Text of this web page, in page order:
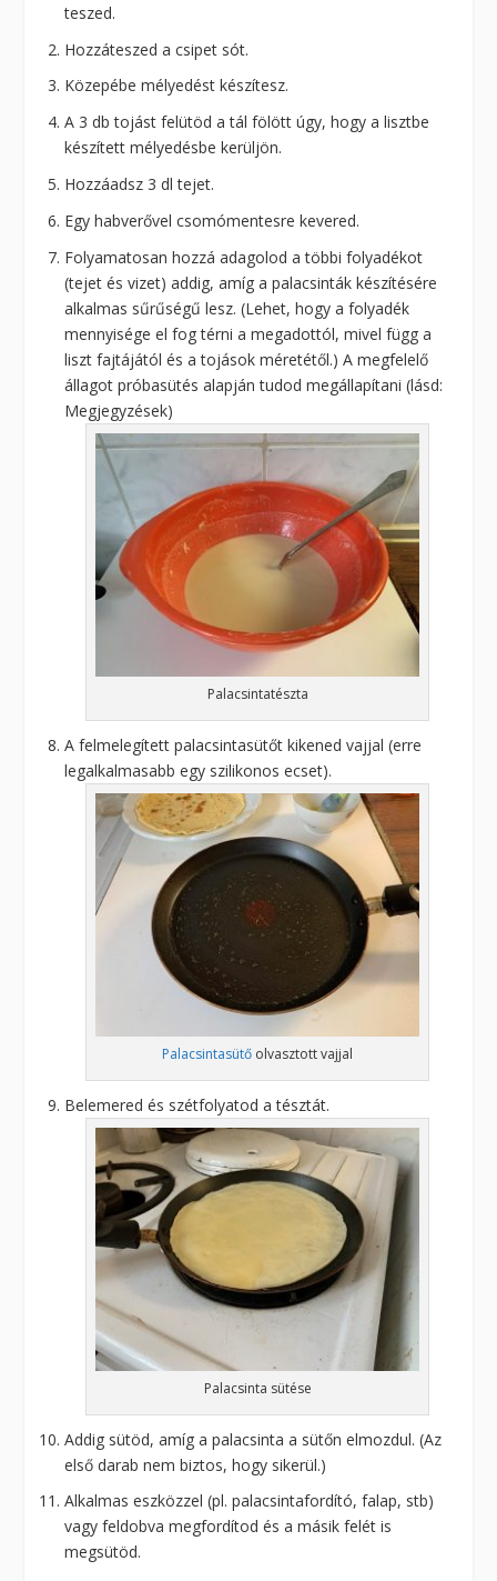
teszed.
Hozzáteszed a csipet sót.
Közepébe mélyedést készítesz.
A 3 db tojást felütöd a tál fölött úgy, hogy a lisztbe
készített mélyedésbe kerüljön.
Hozzáadsz 3 dl tejet.
Egy habverővel csomómentesre kevered.
Folyamatosan hozzá adagolod a többi folyadékot
(tejet és vizet) addig, amíg a palacsinták készítésére
alkalmas sűrűségű lesz. (Lehet, hogy a folyadék
mennyisége el fog térni a megadottól, mivel függ a
liszt fajtájától és a tojások méretétől.) A megfelelő
állagot próbasütés alapján tudod megállapítani (lásd:
Megjegyzések)
Palacsintatészta
A felmelegített palacsintasütőt kikened vajjal (erre
legalkalmasabb egy szilikonos ecset).
Palacsintasütő olvasztott vajjal
Belemered és szétfolyatod a tésztát.
Palacsinta sütése
Addig sütöd, amíg a palacsinta a sütőn elmozdul. (Az
első darab nem biztos, hogy sikerül.)
Alkalmas eszközzel (pl. palacsintafordító, falap, stb)
vagy feldobva megfordítod és a másik felét is
megsütöd.